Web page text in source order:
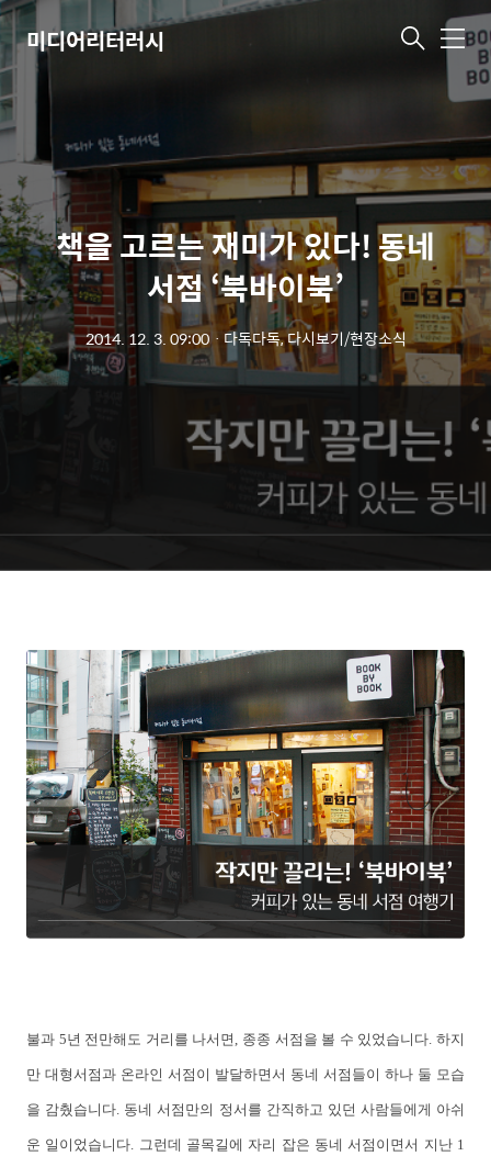
미디어리터러시 메
뉴
책을 고르는 재미가 있다! 동네
서점 ‘북바이북’
2014. 12. 3. 09:00ㆍ 다독다독, 다시보기/현장소식
불과 5년 전만해도 거리를 나서면, 종종 서점을 볼 수 있었습니다. 하지
만 대형서점과 온라인 서점이 발달하면서 동네 서점들이 하나 둘 모습
을 감췄습니다. 동네 서점만의 정서를 간직하고 있던 사람들에게 아쉬
운 일이었습니다. 그런데 골목길에 자리 잡은 동네 서점이면서 지난 1